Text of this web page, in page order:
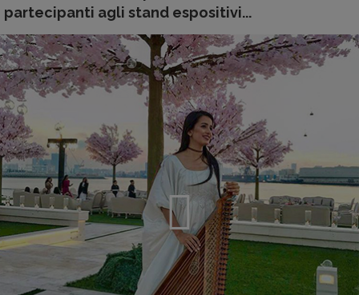
partecipanti agli stand espositivi...